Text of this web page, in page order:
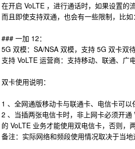
在开启 VoLTE ，进行通话时，如果设置的
而且即使支持双通，也会有一些限制，比如：
### 一加 12：
5G 双模：SA/NSA 双模，支持 5G 双卡双
支持 VoLTE 运营商：支持移动、联通、广
双卡使用说明：
1 、全网通版移动卡与联通卡、电信卡可
2 、当插两张电信卡时，非上网卡必须开
的 VoLTE 业务才能使用双电信卡，否则，
备注：实际网络和频段使用情况取决于当地